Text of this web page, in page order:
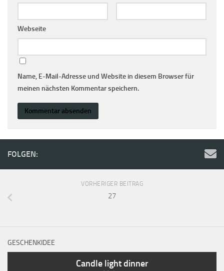
Webseite
Name, E-Mail-Adresse und Website in diesem Browser für
meinen nächsten Kommentar speichern.
FOLGEN:
VORHERIGER BEITRAG
27
GESCHENKIDEE
Candle light dinner